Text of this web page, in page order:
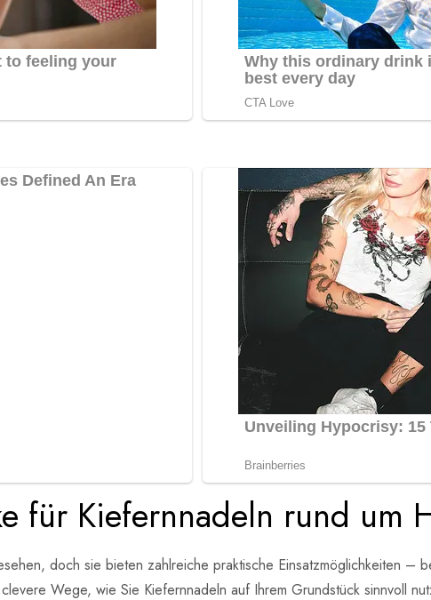
für Kiefernnadeln rund um
doch sie bieten zahlreiche praktische Einsatzmöglichkeiten –
Wege, wie Sie Kiefernnadeln auf Ihrem Grundstück sinnvoll